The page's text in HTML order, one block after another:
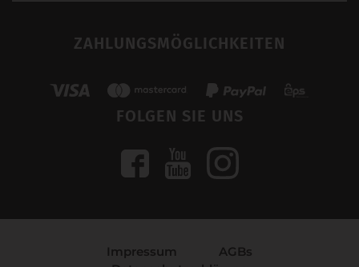
ZAHLUNGSMÖGLICHKEITEN
FOLGEN SIE UNS
Impressum
AGBs